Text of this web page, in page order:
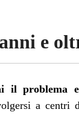
e
il problema
a centri